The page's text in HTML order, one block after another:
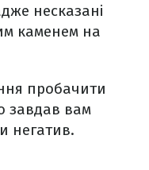
несказані
каменем на
пробачити
завдав вам
негатив.